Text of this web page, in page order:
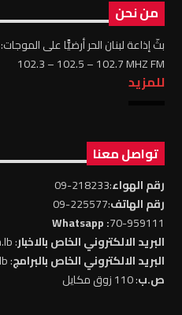
من نحن
بثّ إذاعة لبنان الحر أرضيًّا على الموجات:
102.3 – 102.5 – 102.7 MHZ FM
للمزيد
تواصل معنا
رقم الهواء:218233-09
رقم الهاتف:225577-09
70-959111
: Whatsapp
البريد الالكتروني الخاص بالاخبار: news@rll.com.lb
البريد الالكتروني الخاص بالبرامج: info@rll.com.lb
ص.ب: 110 زوق مكايل